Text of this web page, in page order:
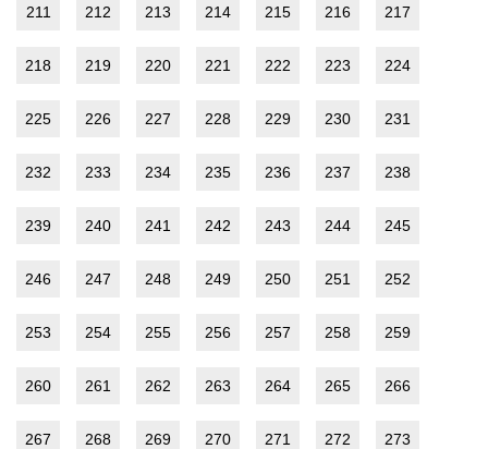
211 212 213 214 215 216 217
218 219 220 221 222 223 224
225 226 227 228 229 230 231
232 233 234 235 236 237 238
239 240 241 242 243 244 245
246 247 248 249 250 251 252
253 254 255 256 257 258 259
260 261 262 263 264 265 266
267 268 269 270 271 272 273